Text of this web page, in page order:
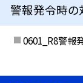
警報発令時の
0601_R8警報